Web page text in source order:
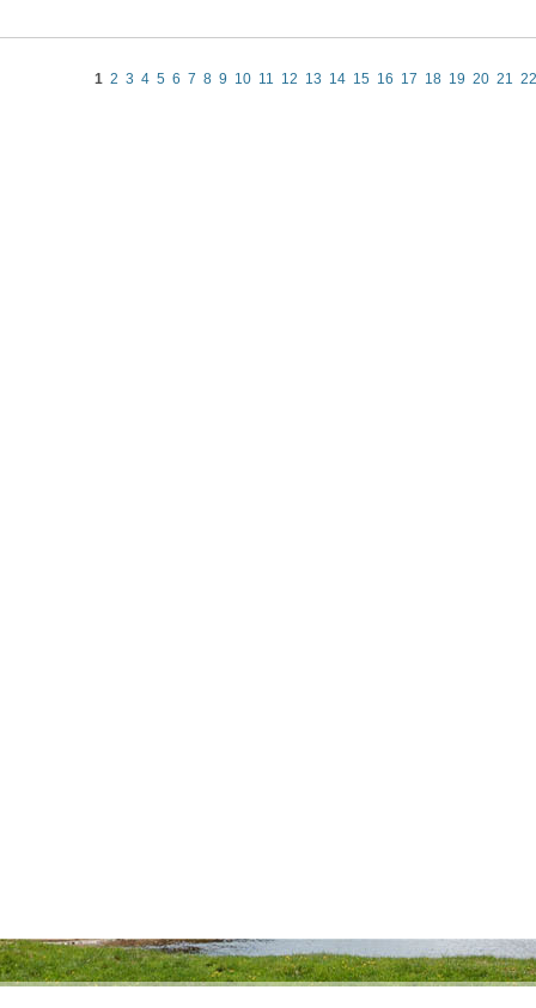
1 2 3 4 5 6 7 8 9 10 11 12 13 14 15 16 17 18 19 20 21 22